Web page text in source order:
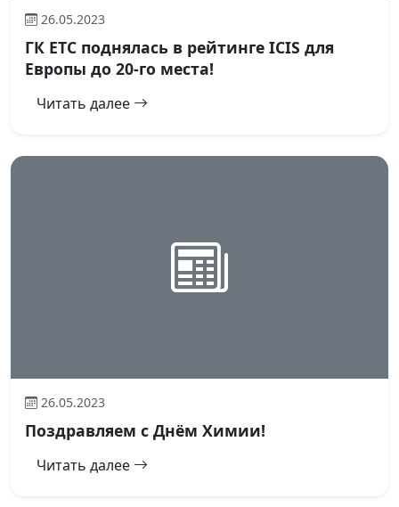
26.05.2023
ГК ЕТС поднялась в рейтинге ICIS для
Европы до 20-го места!
Читать далее
26.05.2023
Поздравляем с Днём Химии!
Читать далее